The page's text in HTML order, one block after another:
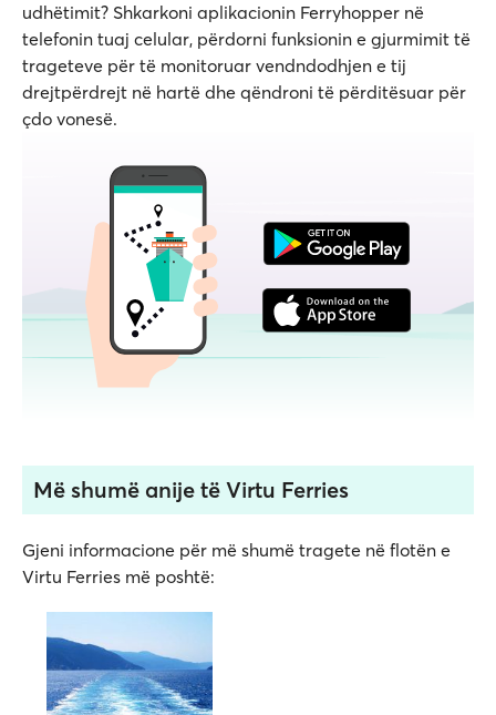
udhëtimit? Shkarkoni aplikacionin Ferryhopper në
telefonin tuaj celular, përdorni funksionin e gjurmimit të
trageteve për të monitoruar vendndodhjen e tij
drejtpërdrejt në hartë dhe qëndroni të përditësuar për
çdo vonesë.
Më shumë anije të Virtu Ferries
Gjeni informacione për më shumë tragete në flotën e
Virtu Ferries më poshtë: